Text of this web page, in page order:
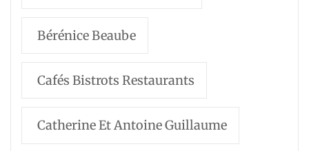
Bérénice Beaube
Cafés Bistrots Restaurants
Catherine Et Antoine Guillaume